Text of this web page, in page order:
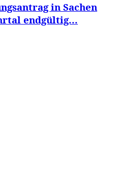
in Sachen
endgültig...